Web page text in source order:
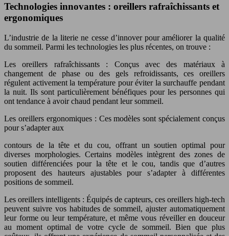
Technologies innovantes : oreillers rafraîchissants et
ergonomiques
L’industrie de la literie ne cesse d’innover pour améliorer la qualité
du sommeil. Parmi les technologies les plus récentes, on trouve :
Les oreillers rafraîchissants : Conçus avec des matériaux à
changement de phase ou des gels refroidissants, ces oreillers
régulent activement la température pour éviter la surchauffe pendant
la nuit. Ils sont particulièrement bénéfiques pour les personnes qui
ont tendance à avoir chaud pendant leur sommeil.
Les oreillers ergonomiques : Ces modèles sont spécialement conçus
pour s’adapter aux
contours de la tête et du cou, offrant un soutien optimal pour
diverses morphologies. Certains modèles intègrent des zones de
soutien différenciées pour la tête et le cou, tandis que d’autres
proposent des hauteurs ajustables pour s’adapter à différentes
positions de sommeil.
Les oreillers intelligents : Équipés de capteurs, ces oreillers high-tech
peuvent suivre vos habitudes de sommeil, ajuster automatiquement
leur forme ou leur température, et même vous réveiller en douceur
au moment optimal de votre cycle de sommeil. Bien que plus